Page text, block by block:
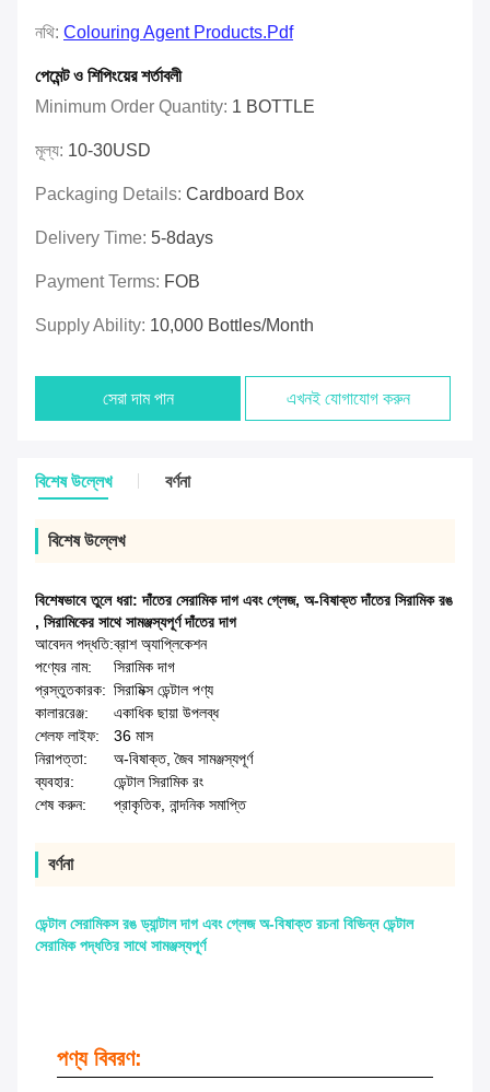
নথি: Colouring Agent Products.pdf
পেমেন্ট ও শিপিংয়ের শর্তাবলী
Minimum Order Quantity: 1 BOTTLE
মূল্য: 10-30USD
Packaging Details: Cardboard Box
Delivery Time: 5-8days
Payment Terms: FOB
Supply Ability: 10,000 Bottles/month
সেরা দাম পান এখনই যোগাযোগ করুন
বিশেষ উল্লেখ বর্ণনা
বিশেষ উল্লেখ
বিশেষভাবে তুলে ধরা:দাঁতের সেরামিক দাগ এবং গ্লেজ, অ-বিষাক্ত দাঁতের সিরামিক রঙ
, সিরামিকের সাথে সামঞ্জস্যপূর্ণ দাঁতের দাগ
আবেদন পদ্ধতি:ব্রাশ অ্যাপ্লিকেশন
পণ্যের নাম:
সিরামিক দাগ
প্রস্তুতকারক: সিরামিক্স ডেন্টাল পণ্য
কালাররেঞ্জ:
একাধিক ছায়া উপলব্ধ
শেলফ লাইফ:
36 মাস
নিরাপত্তা:
অ-বিষাক্ত, জৈব সামঞ্জস্যপূর্ণ
ব্যবহার:
ডেন্টাল সিরামিক রং
শেষ করুন:
প্রাকৃতিক, নান্দনিক সমাপ্তি
বর্ণনা
ডেন্টাল সেরামিকস রঙ ড্যান্টাল দাগ এবং গ্লেজ অ-বিষাক্ত রচনা বিভিন্ন ডেন্টাল
সেরামিক পদ্ধতির সাথে সামঞ্জস্যপূর্ণ
পণ্য বিবরণ: